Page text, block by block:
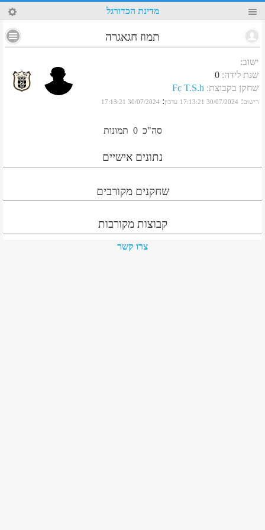
54 מדינת הכדורגל
תמוז חגאגרה
ישוב:
שנת לידה:
0
שחקן בקבוצת:
Fc T.S.h
רישום:
30/07/2024 17:13:21 עדכון:
30/07/2024 17:13:21
סה"כ 0 תמונות
נתונים אישיים
שחקנים מקורבים
קבוצות מקורבות
צרו קשר